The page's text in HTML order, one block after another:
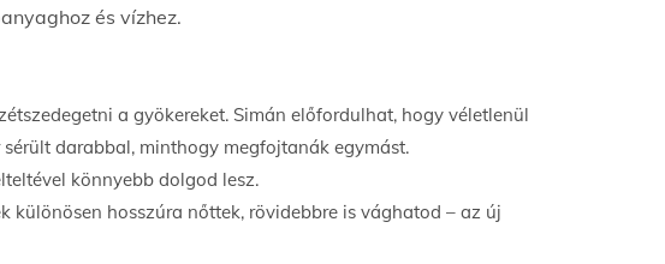
és vízhez.
a gyökereket. Simán előfordulhat, hogy véletlenül
darabbal, minthogy megfojtanák egymást.
könnyebb dolgod lesz.
különösen hosszúra nőttek, rövidebbre is vághatod – az új